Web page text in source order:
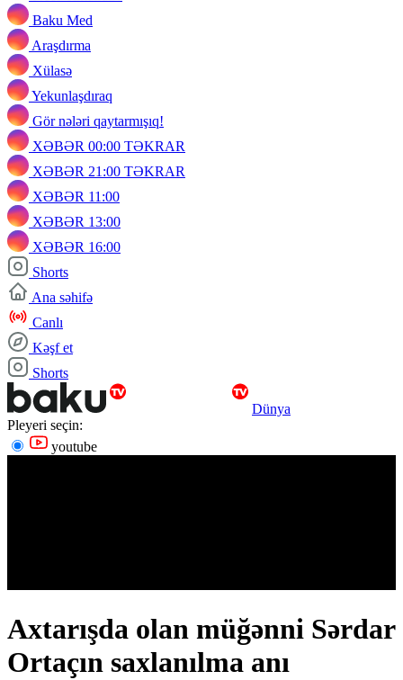
Baku Med
Araşdırma
Xülasə
Yekunlaşdıraq
Gör nələri qaytarmışıq!
XƏBƏR 00:00 TƏKRAR
XƏBƏR 21:00 TƏKRAR
XƏBƏR 11:00
XƏBƏR 13:00
XƏBƏR 16:00
Shorts
Ana səhifə
Canlı
Kəşf et
Shorts
Dünya
Pleyeri seçin:
youtube
Axtarışda olan müğənni Sərdar
Ortaçın saxlanılma anı